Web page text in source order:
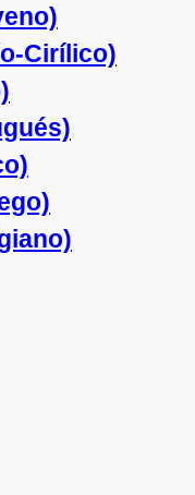
Cirílico)